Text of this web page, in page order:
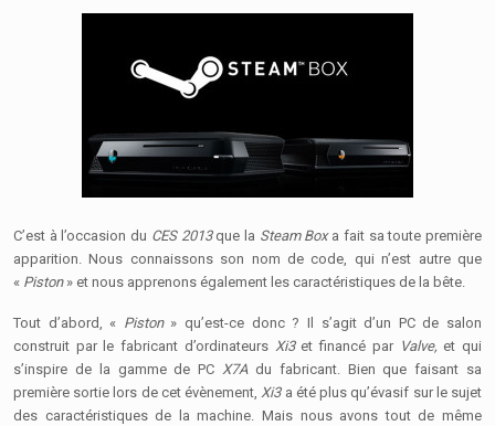
C’est à l’occasion du CES 2013que la Steam Boxa fait sa toute première
apparition. Nous connaissons son nom de code, qui n’est autre que
« Piston» et nous apprenons également les caractéristiques de la bête.
Tout d’abord, « Piston» qu’est-ce donc ? Il s’agit d’un PC de salon
construit par le fabricant d’ordinateurs Xi3et financé par Valve, et qui
s’inspire de la gamme de PC X7A du fabricant. Bien que faisant sa
première sortie lors de cet évènement, Xi3a été plus qu’évasif sur le sujet
des caractéristiques de la machine. Mais nous avons tout de même